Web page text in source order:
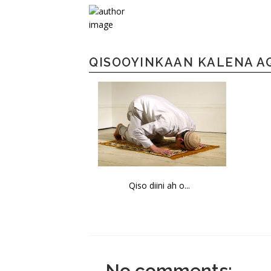
QISOOYINKAAN KALENA
Qiso diini ah o...